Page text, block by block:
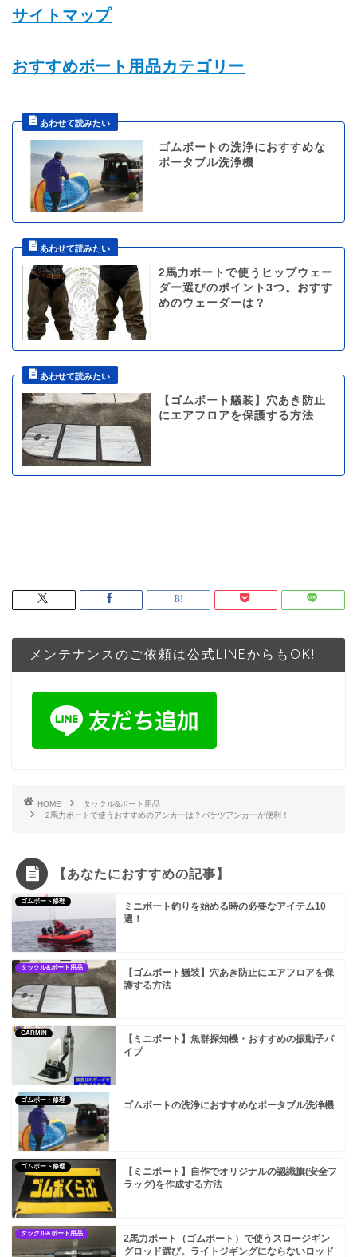
サイトマップ
おすすめボート用品カテゴリー
ゴムボートの洗浄におすすめな
ポータブル洗浄機
2馬力ボートで使うヒップウェー
ダー選びのポイント3つ。おすす
めのウェーダーは？
【ゴムボート艤装】穴あき防止
にエアフロアを保護する方法
メンテナンスのご依頼は公式LINEからもOK!
HOME
タックル&ボート用品
2馬力ボートで使うおすすめのアンカーは？バケツアンカーが便利！
【あなたにおすすめの記事】
ゴムボート修理
ミニボート釣りを始める時の必要なアイテム10
選！
タックル&ボート用品
【ゴムボート艤装】穴あき防止にエアフロアを保
護する方法
GARMIN
【ミニボート】魚群探知機・おすすめの振動子パ
イプ
ゴムボート修理 ゴムボートの洗浄におすすめなポータブル洗浄機
ゴムボート修理
【ミニボート】自作でオリジナルの認識旗(安全フ
ラッグ)を作成する方法
タックル&ボート用品
2馬力ボート（ゴムボート）で使うスロージギン
グロッド選び。ライトジギングにならないロッド